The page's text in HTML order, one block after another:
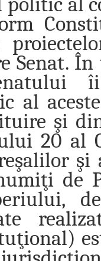
Senat.
al
şi
20 al
de